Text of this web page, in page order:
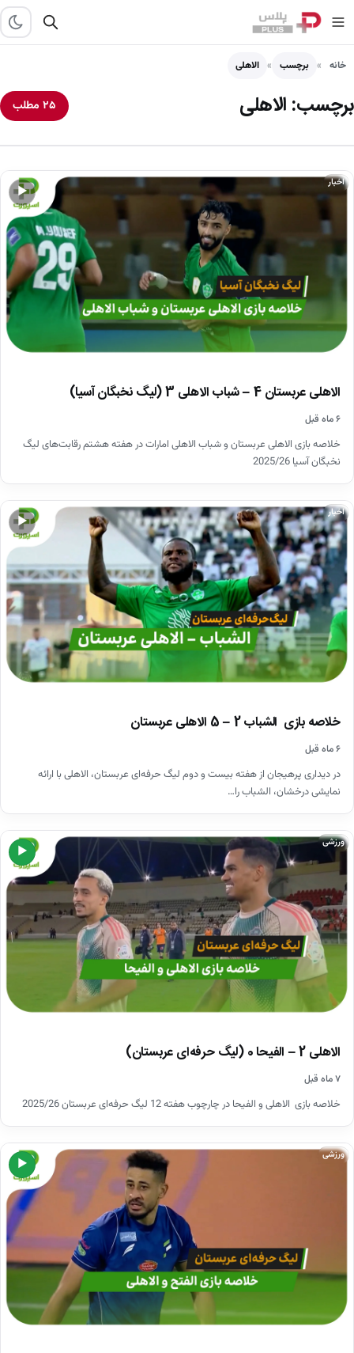
خانه برچسب الاهلی
برچسب: الاهلی ۲۵ مطلب
▶
اخبار
الاهلی عربستان 4 – شباب الاهلی 3 (لیگ نخبگان آسیا)
۶ ماه قبل
خلاصه بازی الاهلی عربستان و شباب الاهلی امارات در هفته هشتم رقابت‌های لیگ
نخبگان آسیا 2025/26
▶
اخبار
خلاصه بازی الشباب 2 – 5 الاهلی عربستان
۶ ماه قبل
در دیداری پرهیجان از هفته بیست و دوم لیگ حرفه‌ای عربستان، الاهلی با ارائه
نمایشی درخشان، الشباب را…
▶
ورزشی
الاهلی 2 – الفیحا 0 (لیگ حرفه‌ای عربستان)
۷ ماه قبل
خلاصه بازی الاهلی و الفیحا در چارچوب هفته 12 لیگ حرفه‌ای عربستان 2025/26
▶
ورزشی